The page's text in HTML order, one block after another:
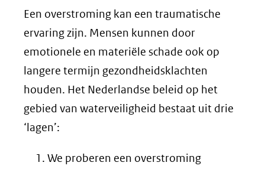
Een overstroming kan een traumatische
ervaring zijn. Mensen kunnen door
emotionele en materiële schade ook op
langere termijn gezondheidsklachten
houden. Het Nederlandse beleid op het
gebied van waterveiligheid bestaat uit drie
‘lagen’:
We proberen een overstroming